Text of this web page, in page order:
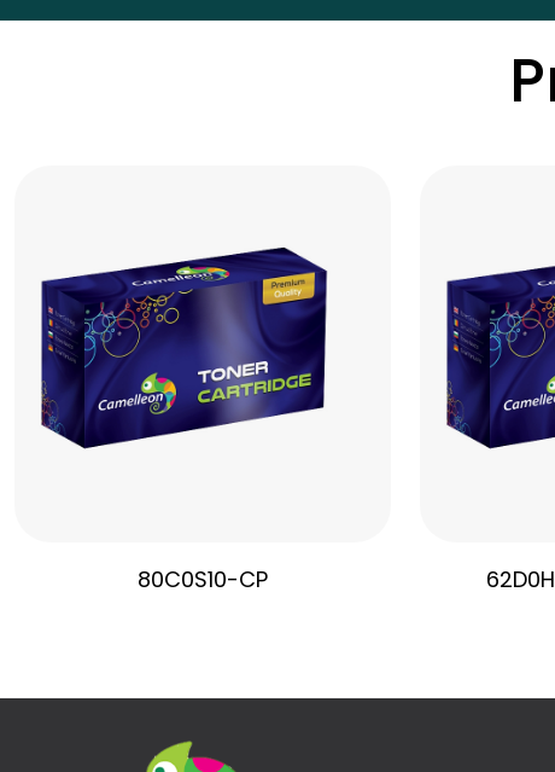
80C0S10-CP